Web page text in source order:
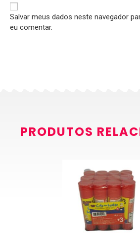
Salvar meus dados neste navegador
eu comentar.
PRODUTOS